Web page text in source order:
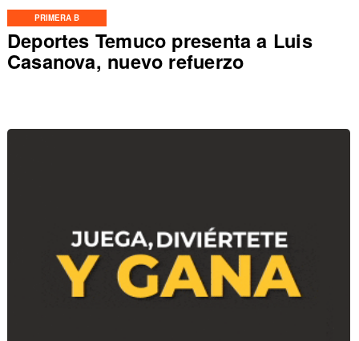
PRIMERA B
Deportes Temuco presenta a Luis
Casanova, nuevo refuerzo